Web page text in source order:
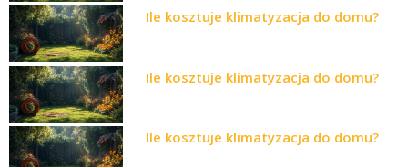
Ile kosztuje klimatyzacja do domu?
Ile kosztuje klimatyzacja do domu?
Ile kosztuje klimatyzacja do domu?